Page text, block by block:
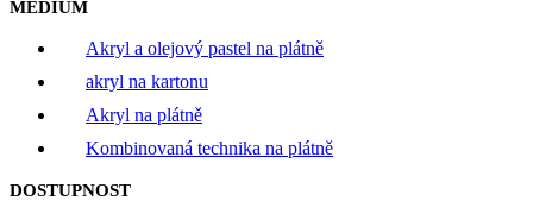
MÉDIUM
Akryl a olejový pastel na plátně
akryl na kartonu
Akryl na plátně
Kombinovaná technika na plátně
DOSTUPNOST